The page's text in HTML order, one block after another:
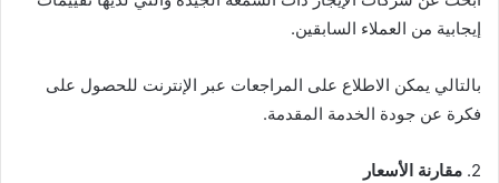
إيجابية من العملاء السابقين.
بالتالي يمكن الاطلاع على المراجعات عبر الإنترنت للحصول على
فكرة عن جودة الخدمة المقدمة.
2. مقارنة الأسعار